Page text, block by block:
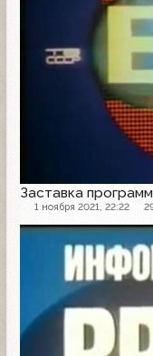
Заставка
1 ноября 2021, 22:22